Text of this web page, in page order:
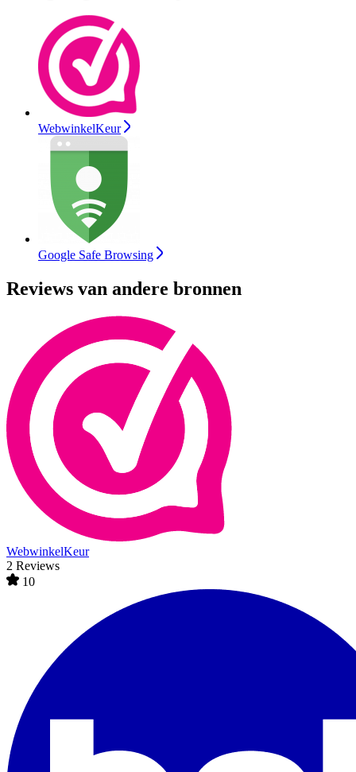
WebwinkelKeur
Google Safe Browsing
Reviews van andere bronnen
WebwinkelKeur
2 Reviews
10